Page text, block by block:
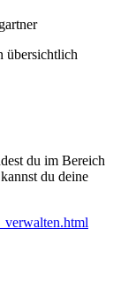
übersichtlich
du im Bereich
du deine